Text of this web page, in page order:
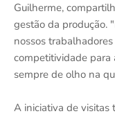
Guilherme,
gestão da produção.
nossos
competitividade para
sempre de olho na
A iniciativa de visitas